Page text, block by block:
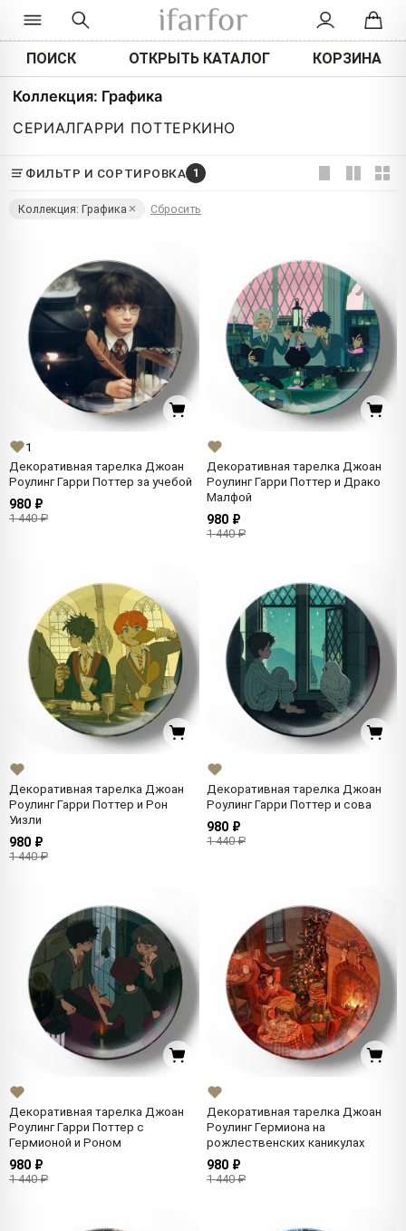
ПОИСК ОТКРЫТЬ КАТАЛОГ КОРЗИНА
Коллекция: Графика
СЕРИАЛГАРРИ ПОТТЕРКИНО
ФИЛЬТР И СОРТИРОВКА 1
Коллекция: Графика Сбросить
1
Декоративная тарелка Джоан
Роулинг Гарри Поттер за учебой
980 ₽
1 440 ₽
Декоративная тарелка Джоан
Роулинг Гарри Поттер и Драко
Малфой
980 ₽
1 440 ₽
Декоративная тарелка Джоан
Роулинг Гарри Поттер и Рон
Уизли
980 ₽
1 440 ₽
Декоративная тарелка Джоан
Роулинг Гарри Поттер и сова
980 ₽
1 440 ₽
Декоративная тарелка Джоан
Роулинг Гарри Поттер с
Гермионой и Роном
980 ₽
1 440 ₽
Декоративная тарелка Джоан
Роулинг Гермиона на
рожлественских каникулах
980 ₽
1 440 ₽